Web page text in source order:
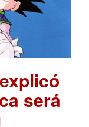
será